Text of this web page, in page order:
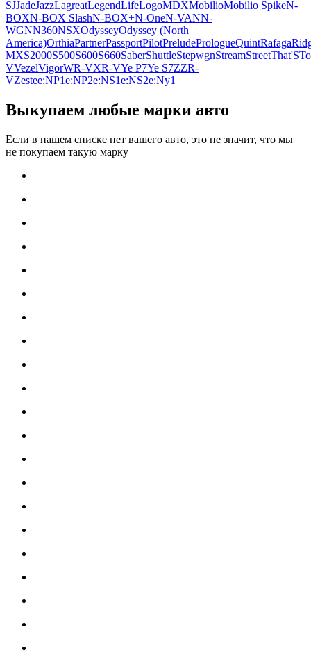
SJJadeJazzLagreatLegendLifeLogoMDXMobilioMobilio SpikeN-
BOXN-BOX SlashN-BOX+N-OneN-VANN-
WGNN360NSXOdysseyOdyssey (North
America)OrthiaPartnerPassportPilotPreludePrologueQuintRafaga
MXS2000S500S600S660SaberShuttleStepwgnStreamStreetThat'S
VVezelVigorWR-VXR-VYe P7Ye S7ZZR-
VZestee:NP1e:NP2e:NS1e:NS2e:Ny1
Выкупаем любые марки авто
Если в нашем списке нет вашего авто, это не значит, что мы
не покупаем такую марку